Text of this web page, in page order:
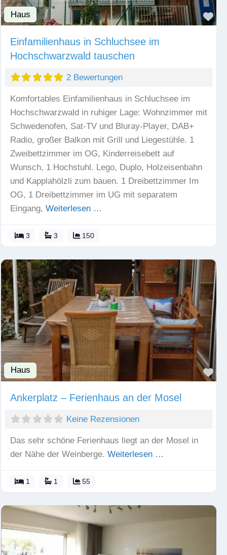
Haus
Einfamilienhaus in Schluchsee im
Hochschwarzwald tauschen
2 Bewertungen
Komfortables Einfamilienhaus in Schluchsee im
Hochschwarzwald in ruhiger Lage: Wohnzimmer mit
Schwedenofen, Sat-TV und Bluray-Player, DAB+
Radio, großer Balkon mit Grill und Liegestühle. 1
Zweibettzimmer im OG, Kinderreisebett auf
Wunsch, 1 Hochstuhl. Lego, Duplo, Holzeisenbahn
und Kapplahölzli zum bauen. 1 Dreibettzimmer Im
OG, 1 Dreibettzimmer im UG mit separatem
Eingang, Weiterlesen …
3 3 150
Haus
Ankerplatz – Ferienhaus an der Mosel
Keine Rezensionen
Das sehr schöne Ferienhaus liegt an der Mosel in
der Nähe der Weinberge. Weiterlesen …
1 1 55